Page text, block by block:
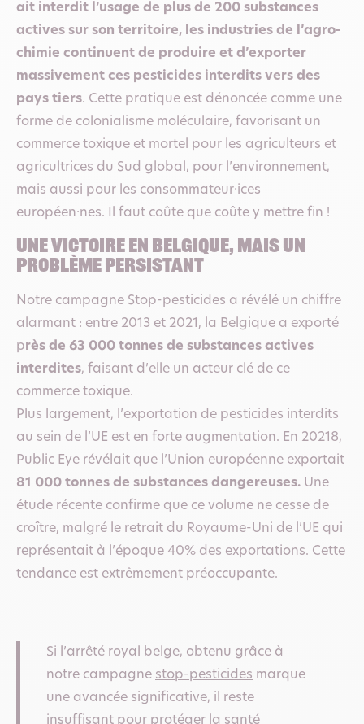
ait interdit l’usage de plus de 200 substances
actives sur son territoire, les industries de l’agro-
chimie continuent de produire et d’exporter
massivement ces pesticides interdits vers des
pays tiers. Cette pratique est dénoncée comme une
forme de colonialisme moléculaire, favorisant un
commerce toxique et mortel pour les agriculteurs et
agricultrices du Sud global, pour l’environnement,
mais aussi pour les consommateur·ices
européen·nes. Il faut coûte que coûte y mettre fin !
une victoire en Belgique, mais un
problème persistant
Notre campagne Stop-pesticides a révélé un chiffre
alarmant : entre 2013 et 2021, la Belgique a exporté
près de 63 000 tonnes de substances actives
interdites, faisant d’elle un acteur clé de ce
commerce toxique.
Plus largement, l’exportation de pesticides interdits
au sein de l’UE est en forte augmentation. En 20218,
Public Eye révélait que l’Union européenne exportait
81 000 tonnes de substances dangereuses. Une
étude récente confirme que ce volume ne cesse de
croître, malgré le retrait du Royaume-Uni de l’UE qui
représentait à l’époque 40% des exportations. Cette
tendance est extrêmement préoccupante.
Si l’arrêté royal belge, obtenu grâce à
notre campagne stop-pesticides marque
une avancée significative, il reste
insuffisant pour protéger la santé